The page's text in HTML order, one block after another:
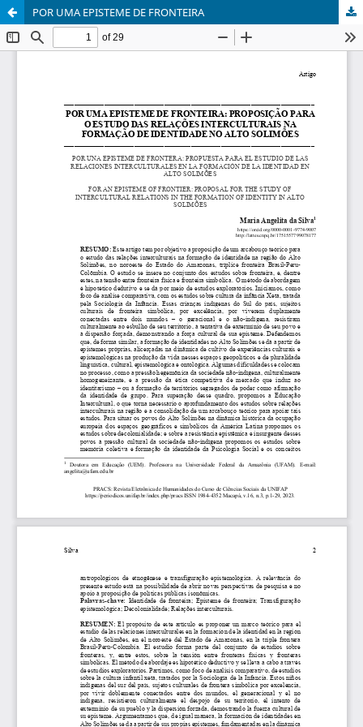
POR UMA EPISTEME DE FRONTEIRA